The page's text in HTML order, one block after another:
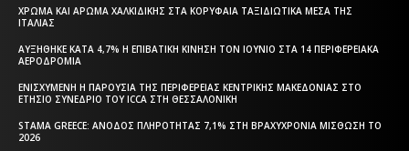
ΧΡΏΜΑ ΚΑΙ ΆΡΩΜΑ ΧΑΛΚΙΔΙΚΉΣ ΣΤΑ ΚΟΡΥΦΑΊΑ ΤΑΞΙΔΙΩΤΙΚΆ ΜΈΣΑ ΤΗΣ
ΙΤΑΛΊΑΣ
ΑΥΞΉΘΗΚΕ ΚΑΤΆ 4,7% Η ΕΠΙΒΑΤΙΚΉ ΚΊΝΗΣΗ ΤΟΝ ΙΟΎΝΙΟ ΣΤΑ 14 ΠΕΡΙΦΕΡΕΙΑΚΆ
ΑΕΡΟΔΡΌΜΙΑ
ΕΝΙΣΧΥΜΈΝΗ Η ΠΑΡΟΥΣΊΑ ΤΗΣ ΠΕΡΙΦΈΡΕΙΑΣ ΚΕΝΤΡΙΚΉΣ ΜΑΚΕΔΟΝΊΑΣ ΣΤΟ
ΕΤΉΣΙΟ ΣΥΝΈΔΡΙΟ ΤΟΥ ICCA ΣΤΗ ΘΕΣΣΑΛΟΝΊΚΗ
STAMA GREECE: ΆΝΟΔΟΣ ΠΛΗΡΌΤΗΤΑΣ 7,1% ΣΤΗ ΒΡΑΧΥΧΡΌΝΙΑ ΜΊΣΘΩΣΗ ΤΟ
2026